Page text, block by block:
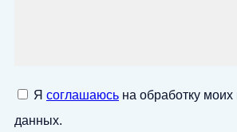
Я соглашаюсь на обработку
данных.